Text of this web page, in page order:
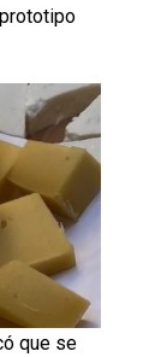
que se